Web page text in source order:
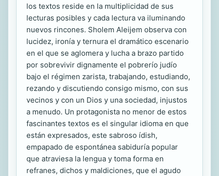
los textos reside en la multiplicidad de sus
lecturas posibles y cada lectura va iluminando
nuevos rincones. Sholem Aleijem observa con
lucidez, ironía y ternura el dramático escenario
en el que se aglomera y lucha a brazo partido
por sobrevivir dignamente el pobrerío judío
bajo el régimen zarista, trabajando, estudiando,
rezando y discutiendo consigo mismo, con sus
vecinos y con un Dios y una sociedad, injustos
a menudo. Un protagonista no menor de estos
fascinantes textos es el singular idioma en que
están expresados, este sabroso ídish,
empapado de espontánea sabiduría popular
que atraviesa la lengua y toma forma en
refranes, dichos y maldiciones, que el agudo